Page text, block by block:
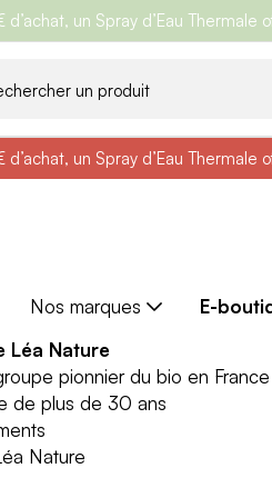
Belle
d’achat, un Spray d’Eau
Belle
d’achat, un Spray d’Eau
Nos marques E-
Léa Nature
pionnier du bio en France
de plus de 30 ans
Nature